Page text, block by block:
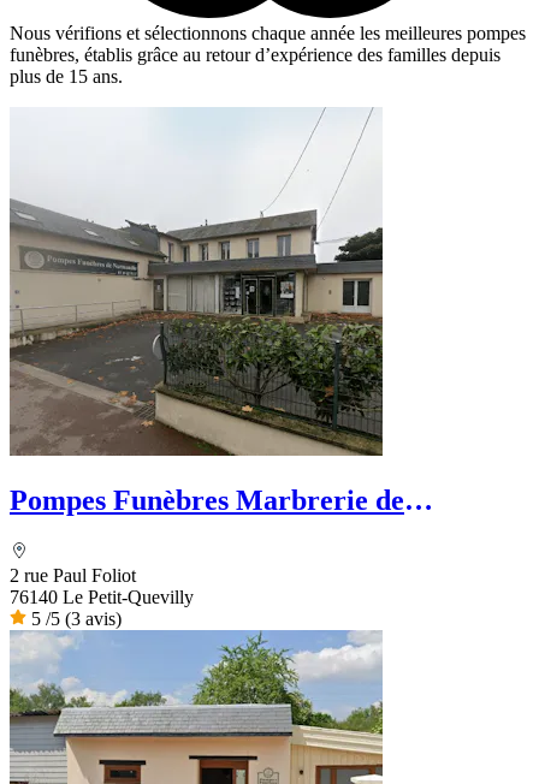
Nous vérifions et sélectionnons chaque année les meilleures pompes
funèbres, établis grâce au retour d’expérience des familles depuis
plus de 15 ans.
Pompes Funèbres Marbrerie de
2 rue Paul Foliot
76140 Le Petit-Quevilly
5 /5 (3 avis)